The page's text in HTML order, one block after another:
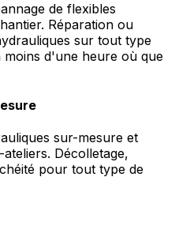
de flexibles
Réparation ou
sur tout type
moins d'une heure où que
sur-mesure et
Décolletage,
pour tout type de